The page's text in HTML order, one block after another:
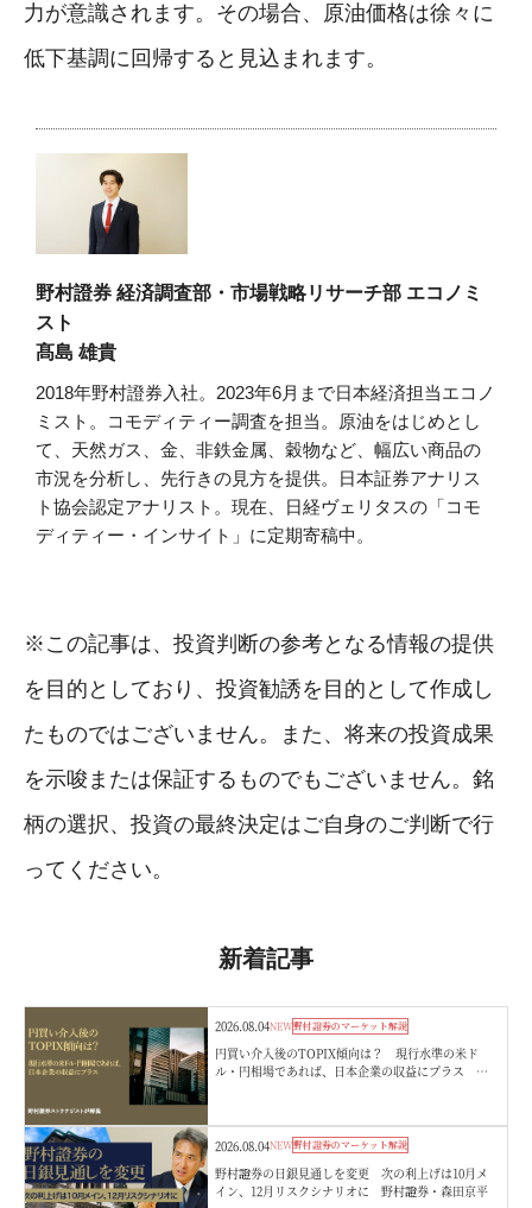
力が意識されます。その場合、原油価格は徐々に
低下基調に回帰すると見込まれます。
野村證券 経済調査部・市場戦略リサーチ部 エコノミ
スト
髙島 雄貴
2018年野村證券入社。2023年6月まで日本経済担当エコノ
ミスト。コモディティー調査を担当。原油をはじめとし
て、天然ガス、金、非鉄金属、穀物など、幅広い商品の
市況を分析し、先行きの見方を提供。日本証券アナリス
ト協会認定アナリスト。現在、日経ヴェリタスの「コモ
ディティー・インサイト」に定期寄稿中。
※この記事は、投資判断の参考となる情報の提供
を目的としており、投資勧誘を目的として作成し
たものではございません。また、将来の投資成果
を示唆または保証するものでもございません。銘
柄の選択、投資の最終決定はご自身のご判断で行
ってください。
新着記事
2026.08.04NEW野村證券のマーケット解説
円買い介入後のTOPIX傾向は？ 現行水準の米ド
ル・円相場であれば、日本企業の収益にプラス 野
2026.08.04NEW野村證券のマーケット解説
野村證券の日銀見通しを変更 次の利上げは10月メ
イン、12月リスクシナリオに 野村證券・森田京平